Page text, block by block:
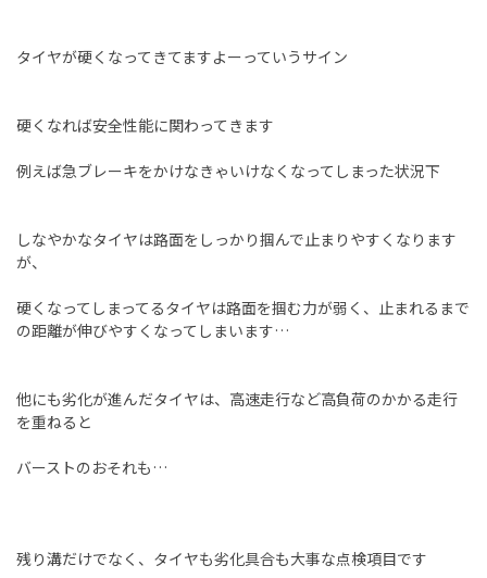
タイヤが硬くなってきてますよーっていうサイン
硬くなれば安全性能に関わってきます
例えば急ブレーキをかけなきゃいけなくなってしまった状況下
しなやかなタイヤは路面をしっかり掴んで止まりやすくなります
が、
硬くなってしまってるタイヤは路面を掴む力が弱く、止まれるまで
の距離が伸びやすくなってしまいます…
他にも劣化が進んだタイヤは、高速走行など高負荷のかかる走行
を重ねると
バーストのおそれも…
残り溝だけでなく、タイヤも劣化具合も大事な点検項目です